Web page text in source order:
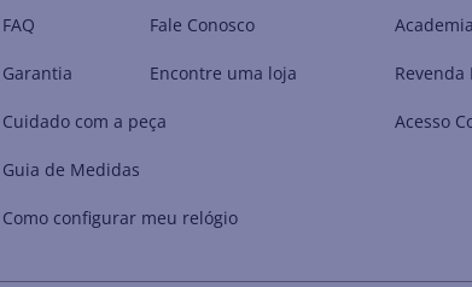
FAQ
Garantia
Cuidado com a peça
Guia de Medidas
Como configurar meu relógio
Fale Conosco
Encontre uma loja Revenda
Acesso